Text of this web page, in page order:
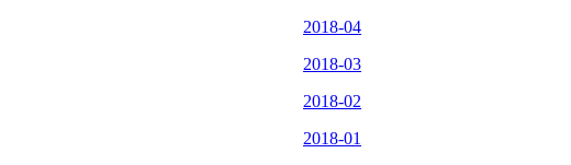
2018-04
2018-03
2018-02
2018-01